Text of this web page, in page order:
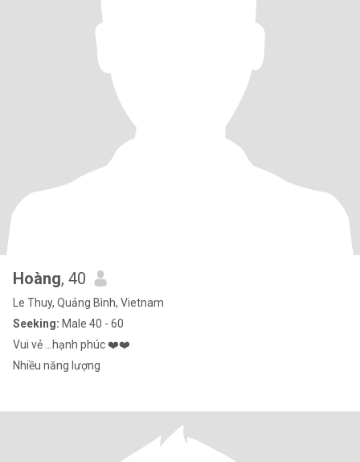
Hoàng, 40
Le Thuy, Quảng Bình, Vietnam
Seeking: Male 40 - 60
Vui vẻ ...hạnh phúc ❤️❤️
Nhiều năng lượng